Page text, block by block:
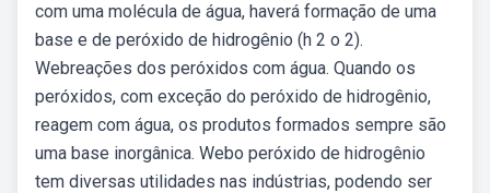
com uma molécula de água, haverá formação de uma
base e de peróxido de hidrogênio (h 2 o 2).
Webreações dos peróxidos com água. Quando os
peróxidos, com exceção do peróxido de hidrogênio,
reagem com água, os produtos formados sempre são
uma base inorgânica. Webo peróxido de hidrogênio
tem diversas utilidades nas indústrias, podendo ser